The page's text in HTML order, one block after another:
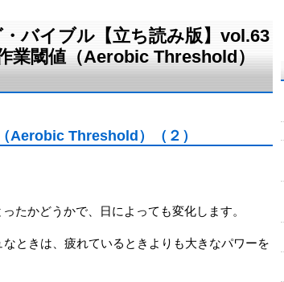
バイブル【立ち読み版】vol.63
業閾値（Aerobic Threshold）
Aerobic Threshold）（２）
たかどうかで、日によっても変化します。
ときは、疲れているときよりも大きなパワーを